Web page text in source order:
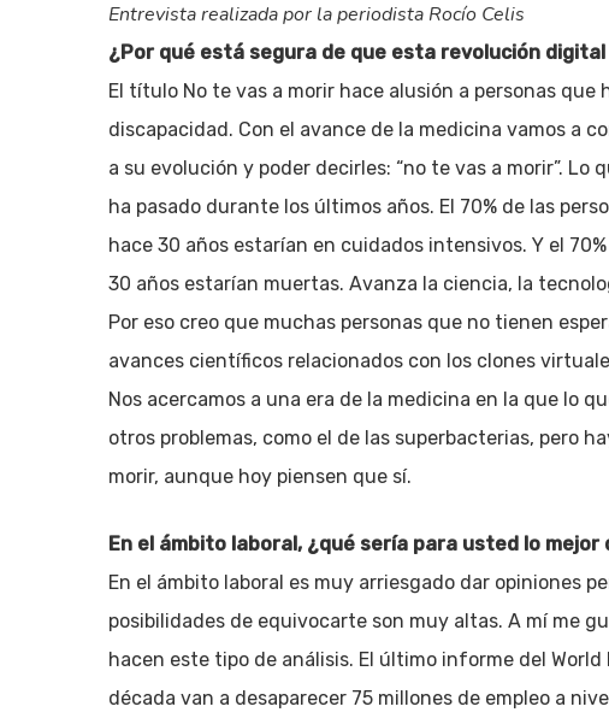
Pulsa enter para buscar o ESC para cerrar
Entrevista realizada por la periodista Rocío Celis
¿Por qué está segura de que esta revolución
El título No te vas a morir hace alusión a personas
discapacidad. Con el avance de la medicina vamos a
a su evolución y poder decirles: “no te vas a morir”.
ha pasado durante los últimos años. El 70% de las
hace 30 años estarían en cuidados intensivos. Y el
30 años estarían muertas. Avanza la ciencia, la
Por eso creo que muchas personas que no tienen
avances científicos relacionados con los clones
Nos acercamos a una era de la medicina en la que lo
otros problemas, como el de las superbacterias, pero
morir, aunque hoy piensen que sí.
En el ámbito laboral, ¿qué sería para usted lo
En el ámbito laboral es muy arriesgado dar opiniones
posibilidades de equivocarte son muy altas. A mí me
hacen este tipo de análisis. El último informe del
década van a desaparecer 75 millones de empleo a